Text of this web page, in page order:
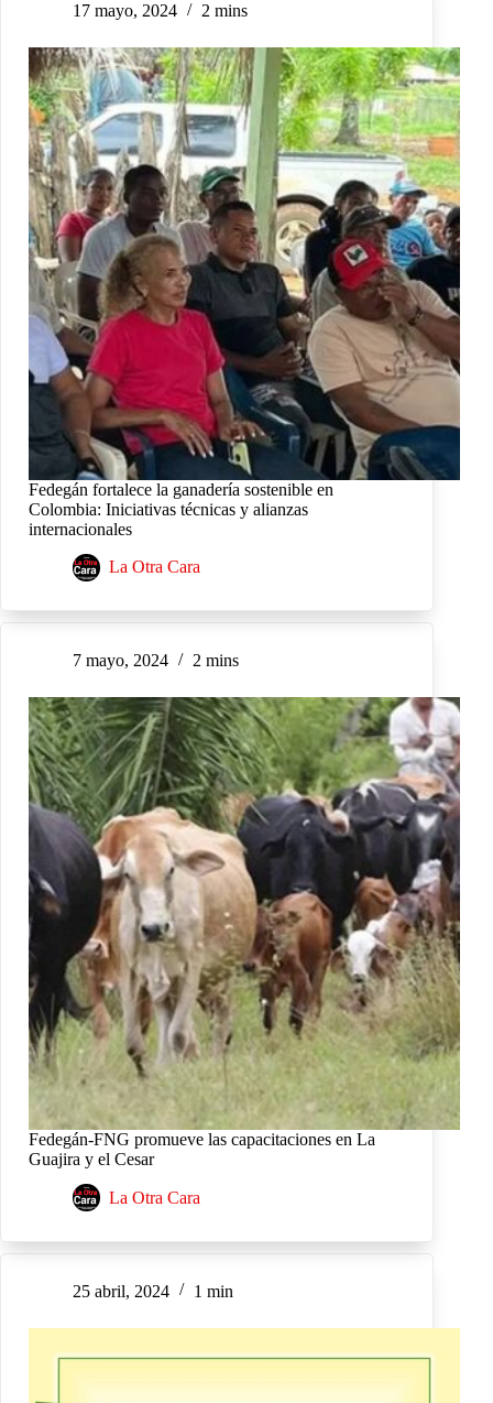
17 mayo, 2024 2 mins
Fedegán fortalece la ganadería sostenible en
Colombia: Iniciativas técnicas y alianzas
internacionales
La Otra Cara
7 mayo, 2024 2 mins
Fedegán-FNG promueve las capacitaciones en La
Guajira y el Cesar
La Otra Cara
25 abril, 2024 1 min